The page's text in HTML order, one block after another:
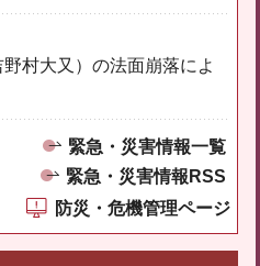
村大又）の法面崩落によ
緊急・災害情報一覧
緊急・災害情報RSS
防災・危機管理ページ